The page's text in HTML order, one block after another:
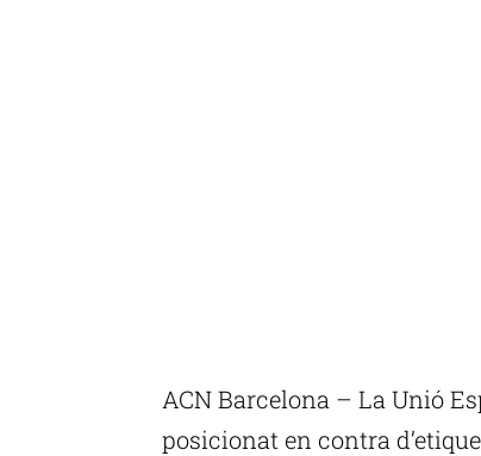
ACN Barcelona – La Unió
posicionat en contra